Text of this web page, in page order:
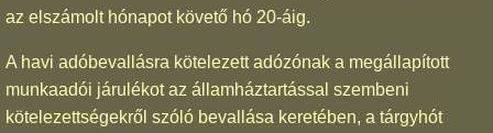
az elszámolt hónapot követő hó 20-áig.
A havi adóbevallásra kötelezett adózónak a megállapított
munkaadói járulékot az államháztartással szembeni
kötelezettségekről szóló bevallása keretében, a tárgyhót